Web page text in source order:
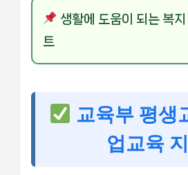
생활에 도움이 되는 복
트
교육부 평생
업교육